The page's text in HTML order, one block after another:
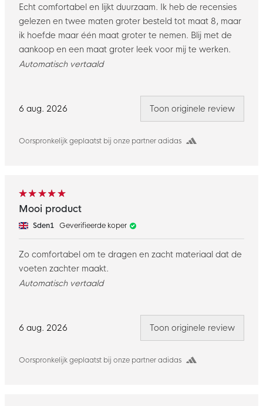
6 aug. 2026
Oorspronkelijk geplaatst bij onze partner adidas
Echt comfortabel en lijkt duurzaam. Ik heb de recensies
gelezen en twee maten groter besteld tot maat 8, maar
ik hoefde maar één maat groter te nemen. Blij met de
aankoop en een maat groter leek voor mij te werken.
Automatisch vertaald
Toon originele review
6 aug. 2026
Oorspronkelijk geplaatst bij onze partner adidas
Mooi product
Sden1 Geverifieerde koper
Zo comfortabel om te dragen en zacht materiaal dat de
voeten zachter maakt.
Automatisch vertaald
Toon originele review